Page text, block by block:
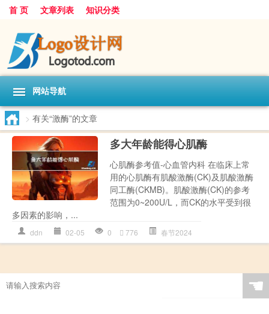
首 页 文章列表 知识分类
网站导航
> 有关“激酶”的文章
多大年龄能得心肌酶
心肌酶参考值-心血管内科 在临床上常
用的心肌酶有肌酸激酶(CK)及肌酸激酶
同工酶(CKMB)。肌酸激酶(CK)的参考
范围为0~200U/L，而CK的水平受到很
多因素的影响，...
ddn 02-05 0 776 春节2024
☚